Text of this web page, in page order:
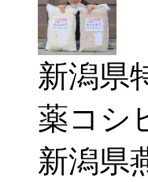
新潟県
薬コシ
新潟県